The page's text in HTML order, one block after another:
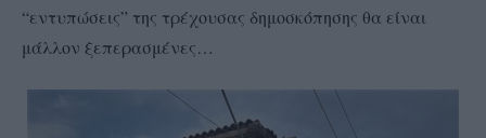
“εντυπώσεις” της τρέχουσας δημοσκόπησης θα είναι
μάλλον ξεπερασμένες…